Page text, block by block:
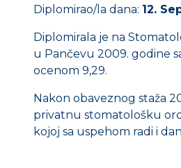
Diplomirao/la dana: 12.
Diplomirala je na
u Pančevu 2009. godine
ocenom 9,29.
Nakon obaveznog staža
privatnu stomatološku
kojoj sa uspehom radi i